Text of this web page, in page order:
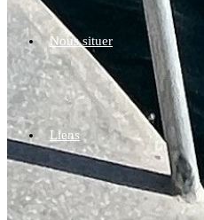
Nous situer
Liens